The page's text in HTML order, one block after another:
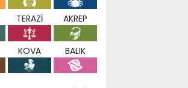
TERAZİ AKREP
KOVA BALIK